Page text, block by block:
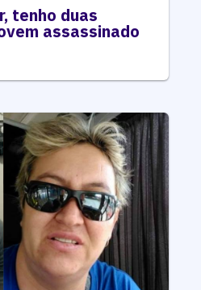
tenho duas
assassinado